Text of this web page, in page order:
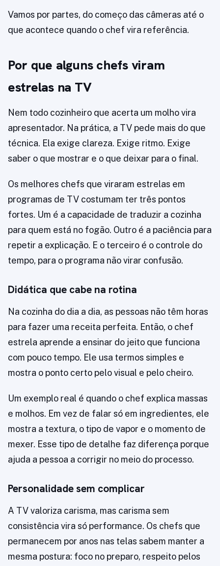
Vamos por partes, do começo das câmeras até o
que acontece quando o chef vira referência.
Por que alguns chefs viram
estrelas na TV
Nem todo cozinheiro que acerta um molho vira
apresentador. Na prática, a TV pede mais do que
técnica. Ela exige clareza. Exige ritmo. Exige
saber o que mostrar e o que deixar para o final.
Os melhores chefs que viraram estrelas em
programas de TV costumam ter três pontos
fortes. Um é a capacidade de traduzir a cozinha
para quem está no fogão. Outro é a paciência para
repetir a explicação. E o terceiro é o controle do
tempo, para o programa não virar confusão.
Didática que cabe na rotina
Na cozinha do dia a dia, as pessoas não têm horas
para fazer uma receita perfeita. Então, o chef
estrela aprende a ensinar do jeito que funciona
com pouco tempo. Ele usa termos simples e
mostra o ponto certo pelo visual e pelo cheiro.
Um exemplo real é quando o chef explica massas
e molhos. Em vez de falar só em ingredientes, ele
mostra a textura, o tipo de vapor e o momento de
mexer. Esse tipo de detalhe faz diferença porque
ajuda a pessoa a corrigir no meio do processo.
Personalidade sem complicar
A TV valoriza carisma, mas carisma sem
consistência vira só performance. Os chefs que
permanecem por anos nas telas sabem manter a
mesma postura: foco no preparo, respeito pelos